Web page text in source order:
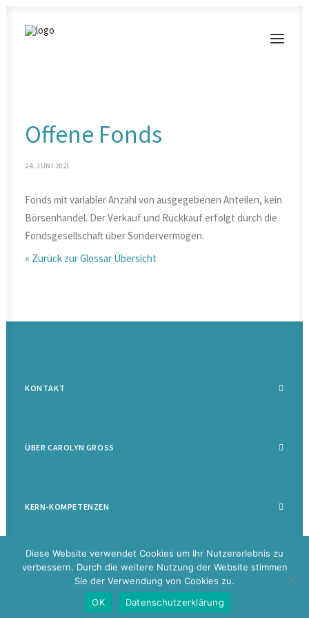
VORTRÄGE
Offene Fonds
24. JUNI 2021
Fonds mit variabler Anzahl von ausgegebenen Anteilen, kein
Börsenhandel. Der Verkauf und Rückkauf erfolgt durch die
Fondsgesellschaft über Sondervermögen.
« Zurück zur Glossar Übersicht
KONTAKT
ÜBER CAROLYN GROSS
KERN-KOMPETENZEN
2026 Carolyn Groß |Datenschutz|Impressum|Disclaimer
Diese Website verwendet Cookies um Ihr Nutzererlebnis zu
verbessern. Durch die weitere Nutzung der Website stimmen
Sie der Verwendung von Cookies zu.
OK
Datenschutzerklärung